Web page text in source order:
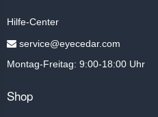
Hilfe-Center
service@eyecedar.com
Montag-Freitag: 9:00-18:00 Uhr
Shop